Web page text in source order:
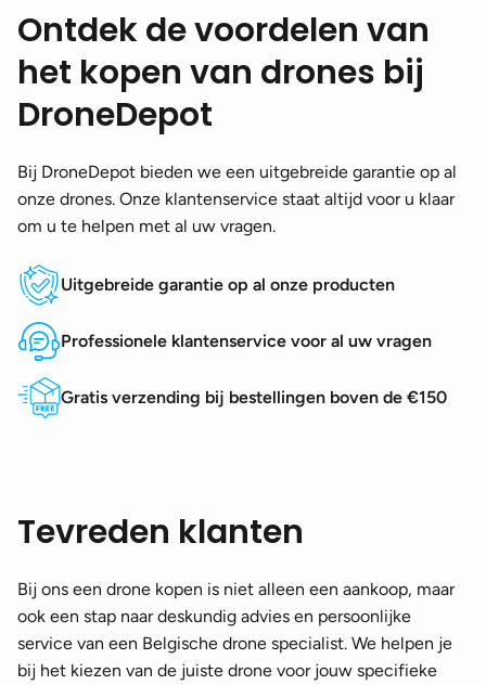
Ontdek de voordelen van
het kopen van drones bij
DroneDepot
Bij DroneDepot bieden we een uitgebreide garantie op al
onze drones. Onze klantenservice staat altijd voor u klaar
om u te helpen met al uw vragen.
Uitgebreide garantie op al onze producten
Professionele klantenservice voor al uw vragen
Gratis verzending bij bestellingen boven de €150
Tevreden klanten
Bij ons een drone kopen is niet alleen een aankoop, maar
ook een stap naar deskundig advies en persoonlijke
service van een Belgische drone specialist. We helpen je
bij het kiezen van de juiste drone voor jouw specifieke